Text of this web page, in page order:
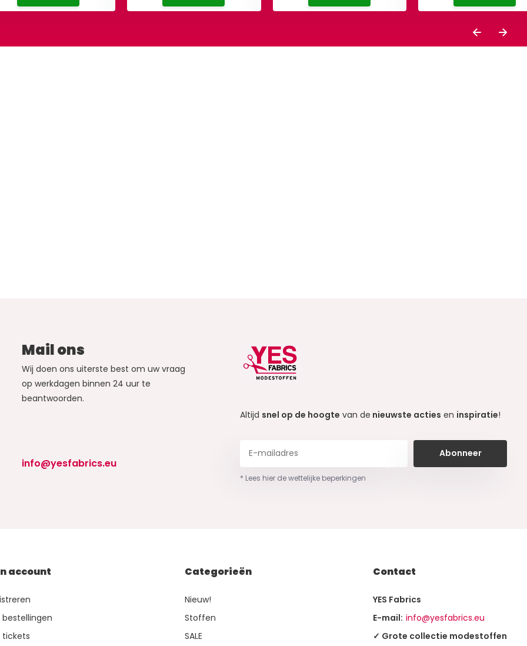
Mail ons
Wij doen ons uiterste best om uw vraag
op werkdagen binnen 24 uur te
beantwoorden.
info@yesfabrics.eu
Altijd snel op de hoogte van de nieuwste acties en inspiratie!
Abonneer
* Lees hier de wettelijke beperkingen
account
bestellingen
tickets
Categorieën
Nieuw!
Stoffen
SALE
Contact
YES Fabrics
E-mail: info@yesfabrics.eu
✓ Grote collectie modestoffen